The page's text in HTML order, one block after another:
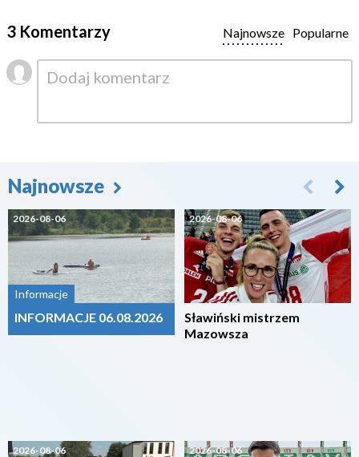
3 Komentarzy Popularne
Najnowsze
Najnowsze
2026-08-06
Informacje
INFORMACJE 06.08.2026
2026-08-06
2026-08-06
Sławiński mistrzem
Mazowsza
2026-08-06